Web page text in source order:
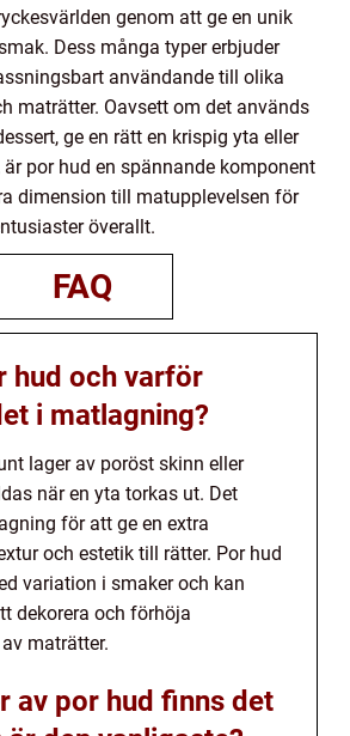
genom att ge en unik
Dess många typer erbjuder
användande till olika
maträtter. Oavsett om det används
ge en rätt en krispig yta eller
por hud en spännande komponent
dimension till matupplevelsen för
överallt.
FAQ
hud och varför
i matlagning?
lager av poröst skinn eller
när en yta torkas ut. Det
för att ge en extra
och estetik till rätter. Por hud
variation i smaker och kan
dekorera och förhöja
maträtter.
av por hud finns det